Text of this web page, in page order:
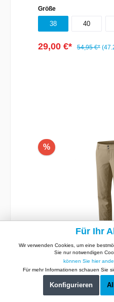
Shorts aus
Mittlere Hüfthöhe
Behandlung schützt
ist pyrithione zinc.
Größe
38 40
29,00 €* 54,95 €*
%
Columbia
Women
Die Natur und die
dank der regen- und
Für Ihr
Wir verwenden Cookies, um eine
Sie nur notwendigen
können Sie hier
Für mehr Informationen schauen Sie
Konfigurieren